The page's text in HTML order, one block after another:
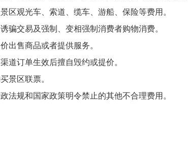
区观光车、索道、缆车、游船、保险等费用。
骗交易及强制、变相强制消费者购物消费。
出售商品或者提供服务。
道订单生效后擅自毁约或提价。
景区联票。
法规和国家政策明令禁止的其他不合理费用。